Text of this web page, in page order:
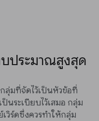
ประมาณสูงสุด
มที่จัดไว้เป็นหัวข้อที่
ป็นระเบียบไว้เสมอ กลุ่ม
วิร์ดซึ่งควรทำให้กลุ่ม